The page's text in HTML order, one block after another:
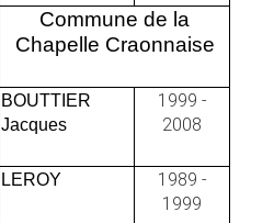
Commune de la
Chapelle Craonnaise
BOUTTIER
Jacques
1999 -
2008
LEROY
1989 -
1999